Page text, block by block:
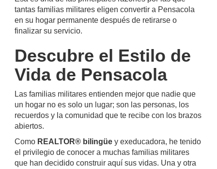
tantas familias militares eligen convertir a Pensacola
en su hogar permanente después de retirarse o
finalizar su servicio.
Descubre el Estilo de
Vida de Pensacola
Las familias militares entienden mejor que nadie que
un hogar no es solo un lugar; son las personas, los
recuerdos y la comunidad que te recibe con los brazos
abiertos.
Como REALTOR® bilingüe y exeducadora, he tenido
el privilegio de conocer a muchas familias militares
que han decidido construir aquí sus vidas. Una y otra